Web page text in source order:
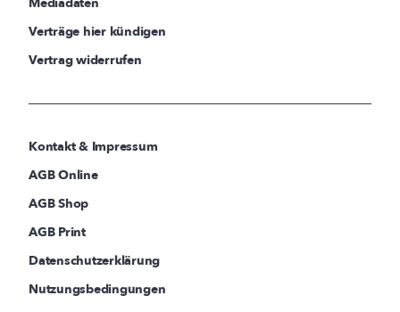
Verträge hier kündigen
Vertrag widerrufen
Kontakt & Impressum
AGB Online
AGB Shop
AGB Print
Datenschutzerklärung
Nutzungsbedingungen